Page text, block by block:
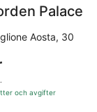
Palace
Aosta, 30
och avgifter